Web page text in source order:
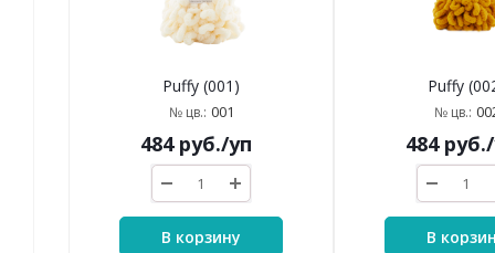
Puffy (001)
№ цв.: 001
484руб./уп
В корзину
Puffy
№ цв.:
484руб.
В